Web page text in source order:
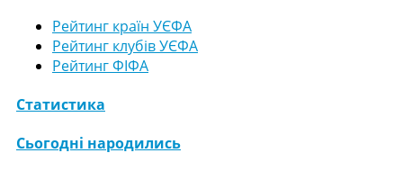
Рейтинг країн УЄФА
Рейтинг клубів УЄФА
Рейтинг ФІФА
Статистика
Сьогодні народились